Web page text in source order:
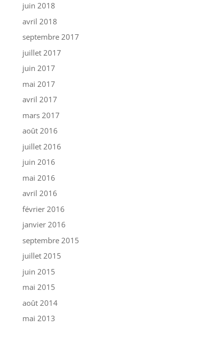
juin 2018
avril 2018
septembre 2017
juillet 2017
juin 2017
mai 2017
avril 2017
mars 2017
août 2016
juillet 2016
juin 2016
mai 2016
avril 2016
février 2016
janvier 2016
septembre 2015
juillet 2015
juin 2015
mai 2015
août 2014
mai 2013